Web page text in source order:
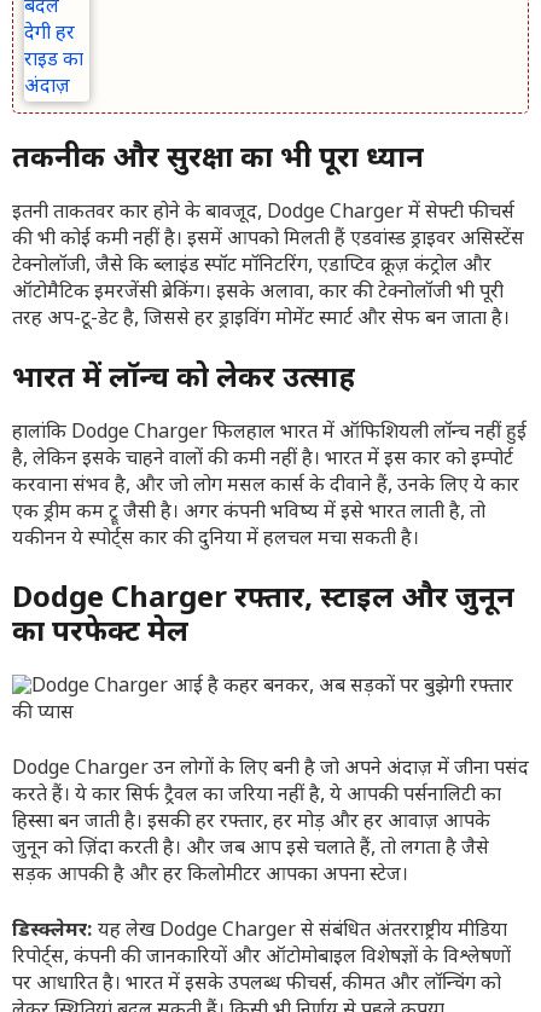
तकनीक और सुरक्षा का भी पूरा ध्यान
इतनी ताकतवर कार होने के बावजूद, Dodge Charger में सेफ्टी फीचर्स
की भी कोई कमी नहीं है। इसमें आपको मिलती हैं एडवांस्ड ड्राइवर असिस्टेंस
टेक्नोलॉजी, जैसे कि ब्लाइंड स्पॉट मॉनिटरिंग, एडाप्टिव क्रूज़ कंट्रोल और
ऑटोमैटिक इमरजेंसी ब्रेकिंग। इसके अलावा, कार की टेक्नोलॉजी भी पूरी
तरह अप-टू-डेट है, जिससे हर ड्राइविंग मोमेंट स्मार्ट और सेफ बन जाता है।
भारत में लॉन्च को लेकर उत्साह
हालांकि Dodge Charger फिलहाल भारत में ऑफिशियली लॉन्च नहीं हुई
है, लेकिन इसके चाहने वालों की कमी नहीं है। भारत में इस कार को इम्पोर्ट
करवाना संभव है, और जो लोग मसल कार्स के दीवाने हैं, उनके लिए ये कार
एक ड्रीम कम ट्रू जैसी है। अगर कंपनी भविष्य में इसे भारत लाती है, तो
यकीनन ये स्पोर्ट्स कार की दुनिया में हलचल मचा सकती है।
Dodge Charger रफ्तार, स्टाइल और जुनून
का परफेक्ट मेल
Dodge Charger उन लोगों के लिए बनी है जो अपने अंदाज़ में जीना पसंद
करते हैं। ये कार सिर्फ ट्रैवल का जरिया नहीं है, ये आपकी पर्सनालिटी का
हिस्सा बन जाती है। इसकी हर रफ्तार, हर मोड़ और हर आवाज़ आपके
जुनून को ज़िंदा करती है। और जब आप इसे चलाते हैं, तो लगता है जैसे
सड़क आपकी है और हर किलोमीटर आपका अपना स्टेज।
डिस्क्लेमर: यह लेख Dodge Charger से संबंधित अंतरराष्ट्रीय मीडिया
रिपोर्ट्स, कंपनी की जानकारियों और ऑटोमोबाइल विशेषज्ञों के विश्लेषणों
पर आधारित है। भारत में इसके उपलब्ध फीचर्स, कीमत और लॉन्चिंग को